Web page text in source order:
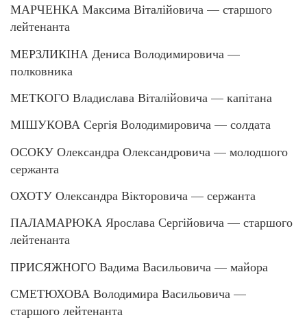
МАРЧЕНКА Максима Віталійовича — старшого
лейтенанта
МЕРЗЛИКІНА Дениса Володимировича —
полковника
МЕТКОГО Владислава Віталійовича — капітана
МІШУКОВА Сергія Володимировича — солдата
ОСОКУ Олександра Олександровича — молодшого
сержанта
ОХОТУ Олександра Вікторовича — сержанта
ПАЛАМАРЮКА Ярослава Сергійовича — старшого
лейтенанта
ПРИСЯЖНОГО Вадима Васильовича — майора
СМЕТЮХОВА Володимира Васильовича —
старшого лейтенанта